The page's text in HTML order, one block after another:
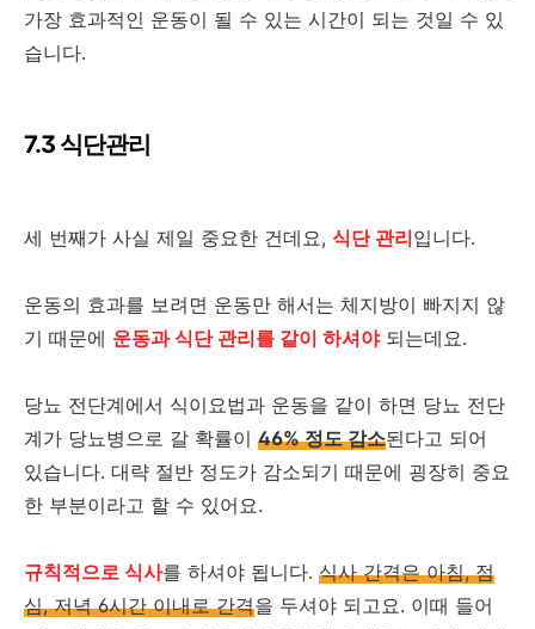
가장 효과적인 운동이 될 수 있는 시간이 되는 것일 수 있
습니다.
7.3 식단관리
세 번째가 사실 제일 중요한 건데요, 식단 관리입니다.
운동의 효과를 보려면 운동만 해서는 체지방이 빠지지 않
기 때문에 운동과 식단 관리를 같이 하셔야되는데요.
당뇨 전단계에서 식이요법과 운동을 같이 하면 당뇨 전단
계가 당뇨병으로 갈 확률이 46% 정도 감소된다고 되어
있습니다. 대략 절반 정도가 감소되기 때문에 굉장히 중요
한 부분이라고 할 수 있어요.
규칙적으로 식사를 하셔야 됩니다. 식사 간격은 아침, 점
심, 저녁 6시간 이내로 간격을 두셔야 되고요. 이때 들어